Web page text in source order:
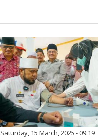
Saturday, 15 March, 2025 - 09:19